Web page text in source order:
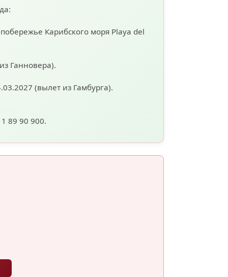
Карибского моря Playa del
Ганновера).
(вылет из Гамбурга).
89 90 900.